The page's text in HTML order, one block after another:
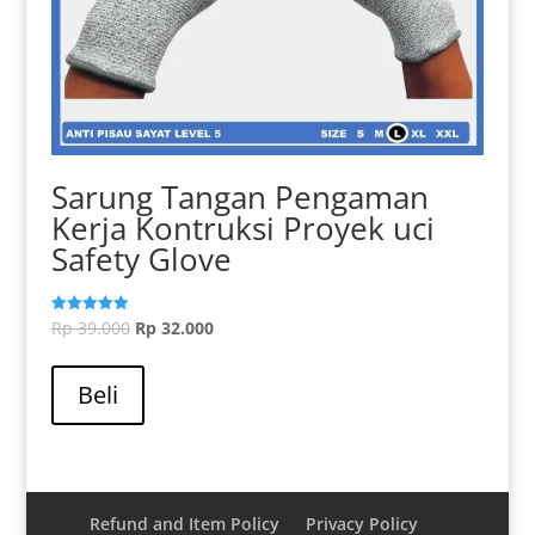
Sarung Tangan Pengaman
Kerja Kontruksi Proyek uci
Safety Glove
Dinilai
5.00
Rp39.000 Harga
Rp32.000Harga
Beli
Pilihan
ini
Refund and Item Policy Privacy Policy